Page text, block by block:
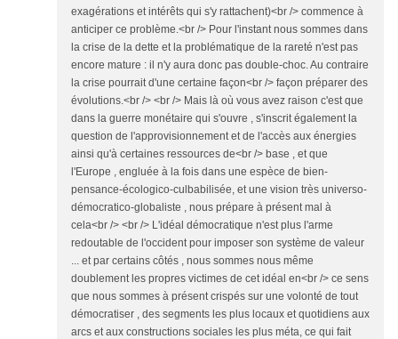
exagérations et intérêts qui s'y rattachent)<br /> commence à
anticiper ce problème.<br /> Pour l'instant nous sommes dans
la crise de la dette et la problématique de la rareté n'est pas
encore mature : il n'y aura donc pas double-choc. Au contraire
la crise pourrait d'une certaine façon<br /> façon préparer des
évolutions.<br /> <br /> Mais là où vous avez raison c'est que
dans la guerre monétaire qui s'ouvre , s'inscrit également la
question de l'approvisionnement et de l'accès aux énergies
ainsi qu'à certaines ressources de<br /> base , et que
l'Europe , engluée à la fois dans une espèce de bien-
pensance-écologico-culbabilisée, et une vision très universo-
démocratico-globaliste , nous prépare à présent mal à
cela<br /> <br /> L'idéal démocratique n'est plus l'arme
redoutable de l'occident pour imposer son système de valeur
... et par certains côtés , nous sommes nous même
doublement les propres victimes de cet idéal en<br /> ce sens
que nous sommes à présent crispés sur une volonté de tout
démocratiser , des segments les plus locaux et quotidiens aux
arcs et aux constructions sociales les plus méta, ce qui fait